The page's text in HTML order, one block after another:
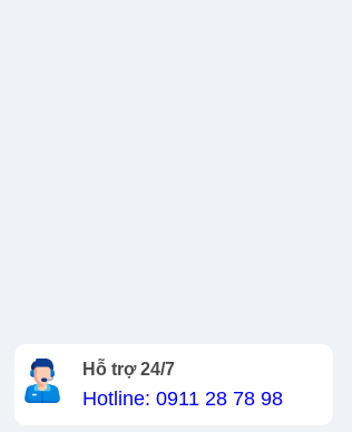
Hỗ trợ 24/7
Hotline: 0911 28 78 98